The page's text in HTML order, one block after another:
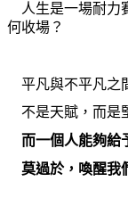
人生是一場耐力
何收場？
平凡與不平凡之
不是天賦，而是
而一個人能夠給
莫過於，喚醒